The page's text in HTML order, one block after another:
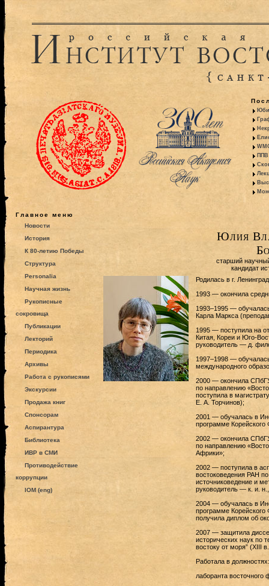
ППВ
Главное меню
Новости
История
К 80-летию Победы
Структура
Personalia
Научная жизнь
Рукописные
сокровища
Публикации
Лекторий
Периодика
Архивы
Работа с рукописями
Экскурсии
Продажа книг
Спонсорам
Аспирантура
Библиотека
ИВР в СМИ
Противодействие
коррупции
IOM (eng)
Юлия
старший
кандидат
Родилась в г.
1993 — окончила
1993–1995 —
Карла Маркса
1995 — поступила на
Китая, Кореи и Юго-
руководитель — д.
1997–1998 —
международного
2000 — окончила
по направлению
поступила в
Е. А. Торчинов);
2001 — обучалась в
программе Корейского
2002 — окончила
по направлению
Африки»;
2002 — поступила в
востоковедения РАН
источниковедение и
руководитель — к. и.
2004 — обучалась в
программе Корейского
получила диплом об
2007 — защитила
исторических наук по
востоку от моря” (XIII
Работала в должностях:
лаборанта